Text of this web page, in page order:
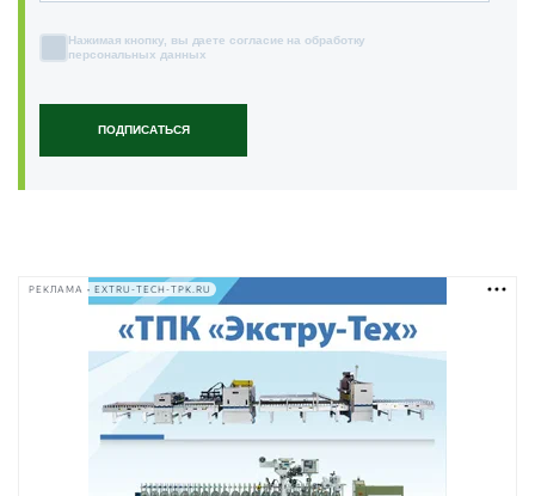
ПОДПИСАТЬСЯ
Нажимая кнопку, вы даете согласие на обработку
персональных данных
РЕКЛАМА • EXTRU-TECH-TPK.RU